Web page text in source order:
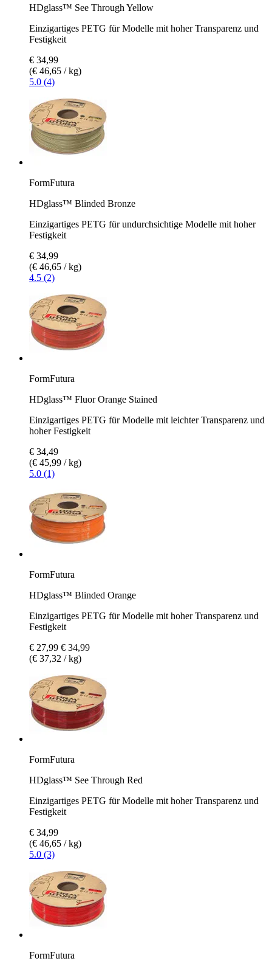
HDglass™ See Through Yellow
Einzigartiges PETG für Modelle mit hoher Transparenz und
Festigkeit
€ 34,99
(€ 46,65 / kg)
5.0 (4)
FormFutura
HDglass™ Blinded Bronze
Einzigartiges PETG für undurchsichtige Modelle mit hoher
Festigkeit
€ 34,99
(€ 46,65 / kg)
4.5 (2)
FormFutura
HDglass™ Fluor Orange Stained
Einzigartiges PETG für Modelle mit leichter Transparenz und
hoher Festigkeit
€ 34,49
(€ 45,99 / kg)
5.0 (1)
FormFutura
HDglass™ Blinded Orange
Einzigartiges PETG für Modelle mit hoher Transparenz und
Festigkeit
€ 27,99 € 34,99
(€ 37,32 / kg)
FormFutura
HDglass™ See Through Red
Einzigartiges PETG für Modelle mit hoher Transparenz und
Festigkeit
€ 34,99
(€ 46,65 / kg)
5.0 (3)
FormFutura